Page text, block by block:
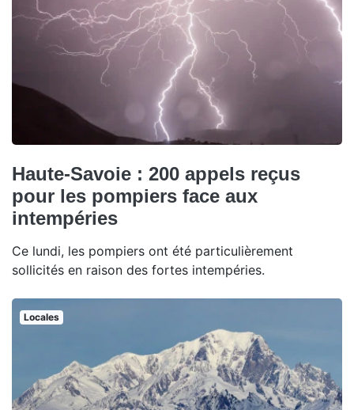
Haute-Savoie : 200 appels reçus
pour les pompiers face aux
intempéries
Ce lundi, les pompiers ont été particulièrement
sollicités en raison des fortes intempéries.
Locales